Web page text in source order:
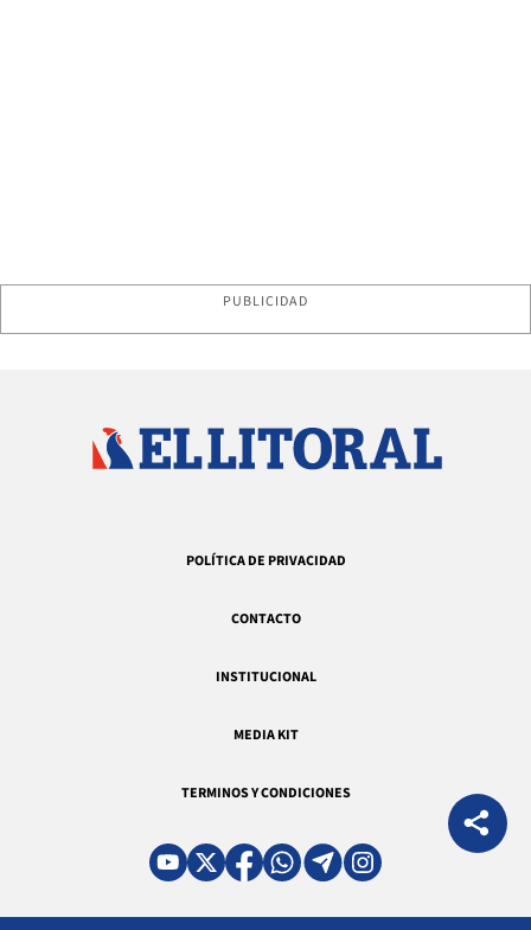
PUBLICIDAD
POLÍTICA DE PRIVACIDAD
CONTACTO
INSTITUCIONAL
MEDIA KIT
TERMINOS Y CONDICIONES